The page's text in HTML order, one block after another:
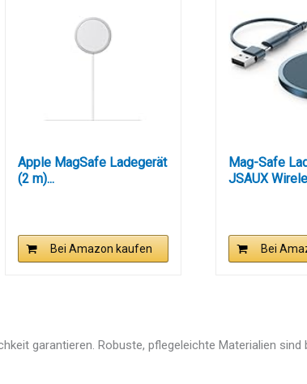
Apple MagSafe Ladegerät
(2 m)...
Bei Amazon kaufen
Mag-Safe
JSAUX
Bei
garantieren. Robuste, pflegeleichte Materialien sind